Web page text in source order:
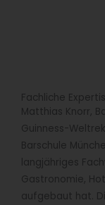
Fachliche
Matthias Knorr,
Guinness-
Barschule
langjähriges
Gastronomie,
aufgebaut hat.